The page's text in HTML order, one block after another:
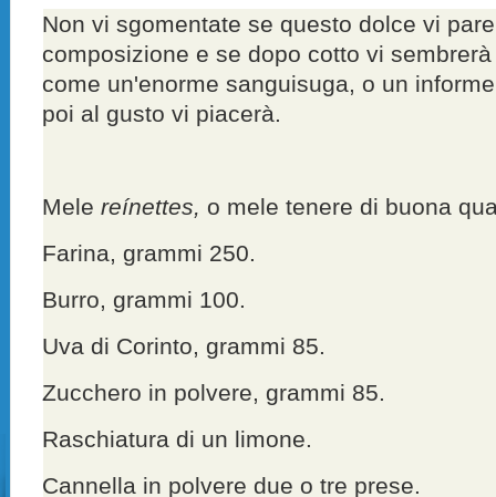
Non vi sgomentate se questo dolce vi
composizione e se dopo cotto vi
come un'enorme sanguisuga, o un
poi al gusto vi piacerà.
Mele reínettes, o mele tenere di buona
Farina, grammi 250.
Burro, grammi 100.
Uva di Corinto, grammi 85.
Zucchero in polvere, grammi 85.
Raschiatura di un limone.
Cannella in polvere due o tre prese.